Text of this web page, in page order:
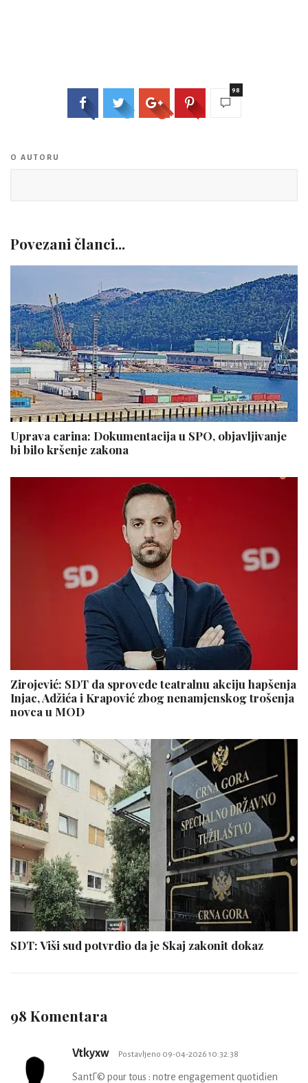
98
O AUTORU
Povezani članci...
Uprava carina: Dokumentacija u SPO, objavljivanje
bi bilo kršenje zakona
Zirojević: SDT da sprovede teatralnu akciju hapšenja
Injac, Adžića i Krapović zbog nenamjenskog trošenja
novca u MOD
SDT: Viši sud potvrdio da je Skaj zakonit dokaz
98 Komentara
Vtkyxw Postavljeno 09-04-2026 10:32:38
SantГ© pour tous : notre engagement quotidien